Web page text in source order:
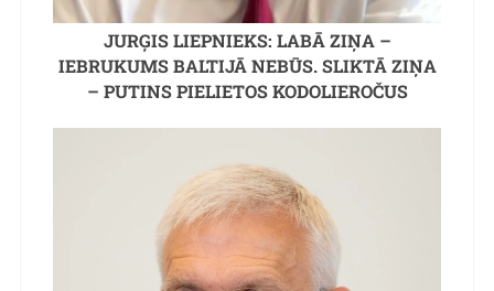
JURĢIS LIEPNIEKS: LABĀ ZIŅA –
IEBRUKUMS BALTIJĀ NEBŪS. SLIKTĀ ZIŅA
– PUTINS PIELIETOS KODOLIEROČUS